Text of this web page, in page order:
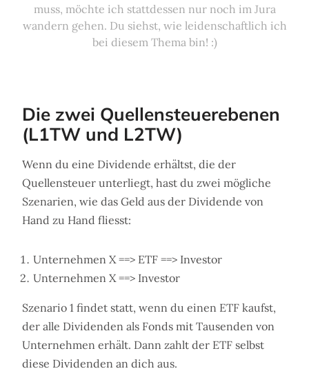
muss, möchte ich stattdessen nur noch im Jura
wandern gehen. Du siehst, wie leidenschaftlich ich
bei diesem Thema bin! :)
Die zwei Quellensteuerebenen
(L1TW und L2TW)
Wenn du eine Dividende erhältst, die der
Quellensteuer unterliegt, hast du zwei mögliche
Szenarien, wie das Geld aus der Dividende von
Hand zu Hand fliesst:
Unternehmen X ==> ETF ==> Investor
Unternehmen X ==> Investor
Szenario 1 findet statt, wenn du einen ETF kaufst,
der alle Dividenden als Fonds mit Tausenden von
Unternehmen erhält. Dann zahlt der ETF selbst
diese Dividenden an dich aus.